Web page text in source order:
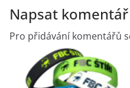
Napsat komentář
Pro přidávání komentářů